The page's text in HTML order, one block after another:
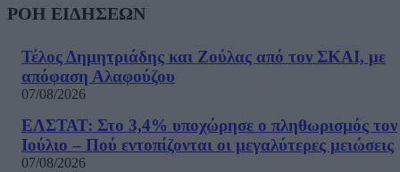
ΡΟΗ ΕΙΔΗΣΕΩΝ
Τέλος Δημητριάδης και Ζούλας από τον ΣΚΑΙ, με
απόφαση Αλαφούζου
07/08/2026
ΕΛΣΤΑΤ: Στο 3,4% υποχώρησε ο πληθωρισμός τον
Ιούλιο – Πού εντοπίζονται οι μεγαλύτερες μειώσεις
07/08/2026